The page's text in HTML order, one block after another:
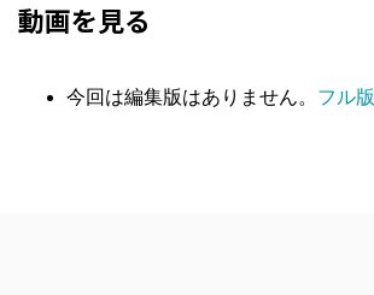
動画を見る
今回は編集版はありません。 フル版